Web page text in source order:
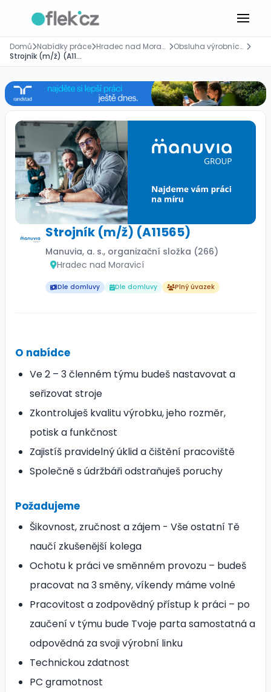
Domů Nabídky práce Hradec nad Moravicí
Obsluha výrobních strojů
Strojník (m/ž) (A11565)
Strojník (m/ž) (A11565)
Manuvia, a. s., organizační složka (266)
Hradec nad Moravicí
Dle domluvy Dle domluvy Plný úvazek
O nabídce
Ve 2 – 3 členném týmu budeš nastavovat a
seřizovat stroje
Zkontroluješ kvalitu výrobku, jeho rozměr,
potisk a funkčnost
Zajistíš pravidelný úklid a čištění pracoviště
Společně s údržbáři odstraňuješ poruchy
Požadujeme
Šikovnost, zručnost a zájem - Vše ostatní Tě
naučí zkušenější kolega
Ochotu k práci ve směnném provozu – budeš
pracovat na 3 směny, víkendy máme volné
Pracovitost a zodpovědný přístup k práci – po
zaučení v týmu bude Tvoje parta samostatná a
odpovědná za svoji výrobní linku
Technickou zdatnost
PC gramotnost